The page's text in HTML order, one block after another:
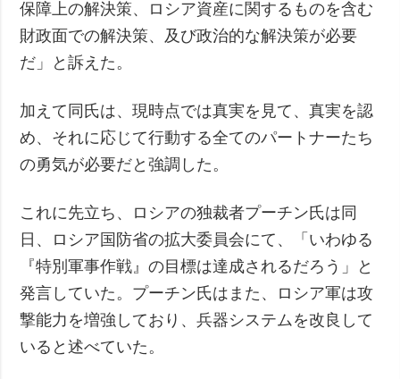
保障上の解決策、ロシア資産に関するものを含む
財政面での解決策、及び政治的な解決策が必要
だ」と訴えた。
加えて同氏は、現時点では真実を見て、真実を認
め、それに応じて行動する全てのパートナーたち
の勇気が必要だと強調した。
これに先立ち、ロシアの独裁者プーチン氏は同
日、ロシア国防省の拡大委員会にて、「いわゆる
『特別軍事作戦』の目標は達成されるだろう」と
発言していた。プーチン氏はまた、ロシア軍は攻
撃能力を増強しており、兵器システムを改良して
いると述べていた。